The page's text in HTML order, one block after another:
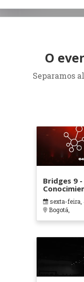
O
Separamos
Bridges 9
sexta-feira,
Bogotá,